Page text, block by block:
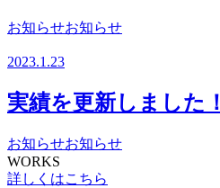
お知らせお知らせ
2023.1.23
実績を更新しました！
お知らせお知らせ
WORKS
詳しくはこちら